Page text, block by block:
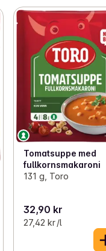
Tomatsuppe med
fullkornsmakaroni
131 g, Toro
32,90 kr
27,42 kr /l